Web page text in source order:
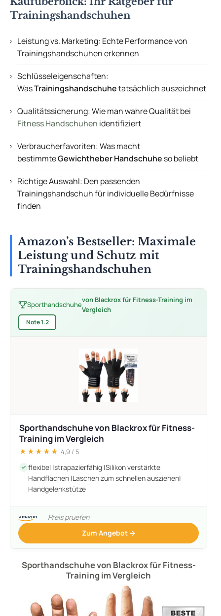
Trainingshandschuhen
Leistung vs. Marketing: Echte Performance von
Trainingshandschuhen erkennen
Schlüsseleigenschaften:
WasTrainingshandschuhetatsächlich auszeichnet
Qualitätssicherung: Wie man wahre Qualität bei
Fitness Handschuhen identifiziert
Verbraucherfavoriten: Was macht
bestimmteGewichtheber Handschuhe so beliebt
Richtige Auswahl: Den passenden
Trainingshandschuh für individuelle Bedürfnisse
finden
Amazon’s Bestseller: Maximale
Leistung und Schutz mit
Trainingshandschuhen
Sporthandschuhe
von Blackrox für Fitness-Training im
Vergleich
Note 1.2
Sporthandschuhe von Blackrox für Fitness-
Training im Vergleich
★★★★★ 4,9 / 5
flexibel |strapazierfähig |Silikon verstärkte
Handflächen |Laschen zum schnellen ausziehen|
Handgelenkstütze
Preis pruefen
Zum Angebot →
Sporthandschuhe von Blackrox für Fitness-
Training im Vergleich